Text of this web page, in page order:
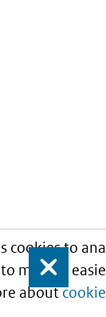
cookies to
make it
about
Close